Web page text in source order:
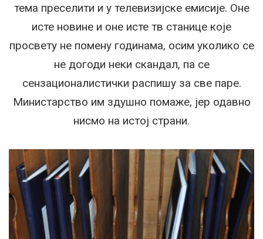
тема преселити и у телевизијске емисије. Оне
исте новине и оне исте тв станице које
просвету не помену годинама, осим уколико се
не догоди неки скандал, па се
сензационалистички распишу за све паре.
Министарство им здушно помаже, јер одавно
нисмо на истој страни.